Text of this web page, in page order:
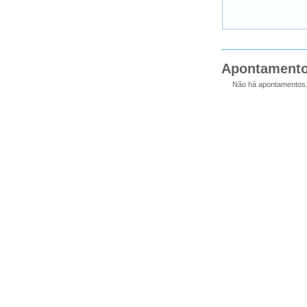
Não há